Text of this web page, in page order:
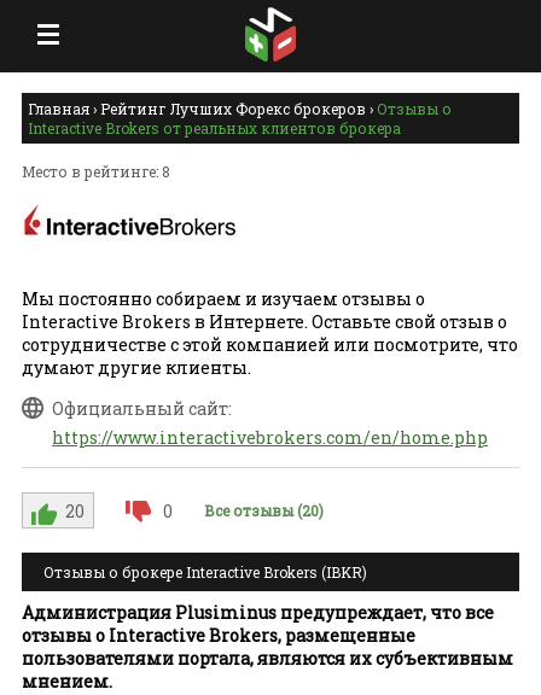
Главная›Рейтинг Лучших Форекс брокеров › Отзывы о
Interactive Brokers от реальных клиентов брокера
Место в рейтинге: 8
Мы постоянно собираем и изучаем отзывы о
Interactive Brokers в Интернете. Оставьте свой отзыв о
сотрудничестве с этой компанией или посмотрите, что
думают другие клиенты.
Официальный сайт:
https://www.interactivebrokers.com/en/home.php
20 0 Все отзывы (20)
Отзывы о брокере Interactive Brokers (IBKR)
Администрация Plusiminus предупреждает, что все
отзывы о Interactive Brokers, размещенные
пользователями портала, являются их субъективным
мнением.